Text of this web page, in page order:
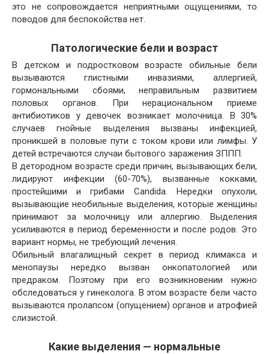
это не сопровождается неприятными ощущениями, то
поводов для беспокойства нет.
Патологические бели и возраст
В детском и подростковом возрасте обильные бели
вызываются глистными инвазиями, аллергией,
гормональными сбоями, неправильным развитием
половых органов. При нерациональном приеме
антибиотиков у девочек возникает молочница. В 30%
случаев гнойные выделения вызваны инфекцией,
проникшей в половые пути с током крови или лимфы. У
детей встречаются случаи бытового заражения ЗППП.
В детородном возрасте среди причин, вызывающих бели,
лидируют инфекции (60-70%), вызванные кокками,
простейшими и грибами Candida. Нередки опухоли,
вызывающие необильные выделения, которые женщины
принимают за молочницу или аллергию. Выделения
усиливаются в период беременности и после родов. Это
вариант нормы, не требующий лечения.
Обильный влагалищный секрет в период климакса и
менопаузы нередко вызван онкопатологией или
предраком. Поэтому при его возникновении нужно
обследоваться у гинеколога. В этом возрасте бели часто
вызываются пролапсом (опущением) органов и атрофией
слизистой.
Какие выделения — нормальные